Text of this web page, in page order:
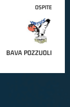
OSPITE
BAVA POZZUOLI